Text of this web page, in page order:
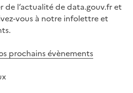
de l’actualité de data.gouv.fr et
vous à notre infolettre et
prochains évènements